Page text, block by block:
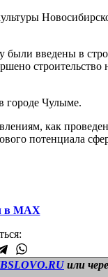
введены в
городе Чулыме.
как
потенциала
в МАХ
или